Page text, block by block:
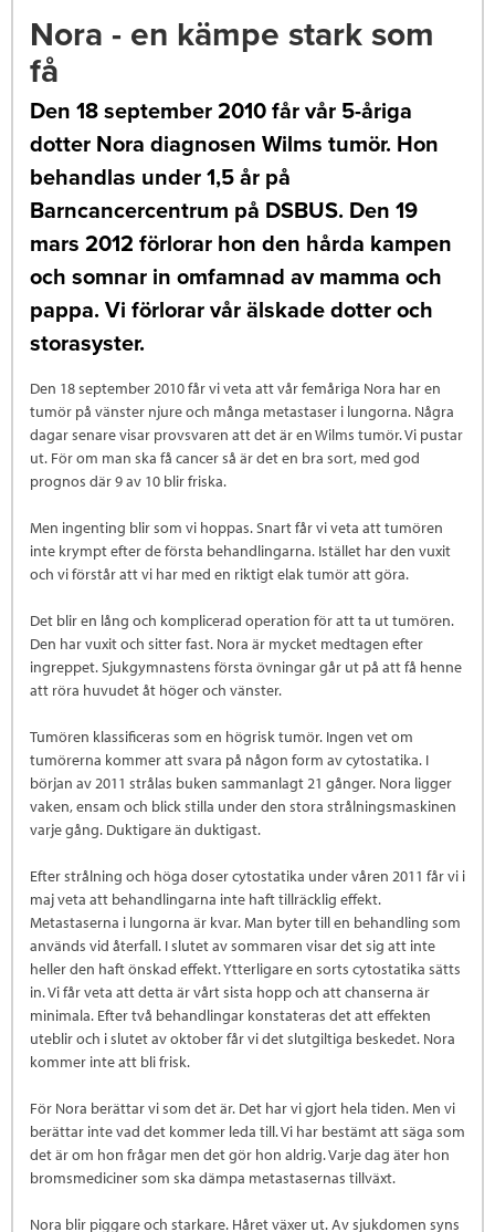
Nora - en kämpe stark som
få
Den 18 september 2010 får vår 5-åriga
dotter Nora diagnosen Wilms tumör. Hon
behandlas under 1,5 år på
Barncancercentrum på DSBUS. Den 19
mars 2012 förlorar hon den hårda kampen
och somnar in omfamnad av mamma och
pappa. Vi förlorar vår älskade dotter och
storasyster.
Den 18 september 2010 får vi veta att vår femåriga Nora har en
tumör på vänster njure och många metastaser i lungorna. Några
dagar senare visar provsvaren att det är en Wilms tumör. Vi pustar
ut. För om man ska få cancer så är det en bra sort, med god
prognos där 9 av 10 blir friska.
Men ingenting blir som vi hoppas. Snart får vi veta att tumören
inte krympt efter de första behandlingarna. Istället har den vuxit
och vi förstår att vi har med en riktigt elak tumör att göra.
Det blir en lång och komplicerad operation för att ta ut tumören.
Den har vuxit och sitter fast. Nora är mycket medtagen efter
ingreppet. Sjukgymnastens första övningar går ut på att få henne
att röra huvudet åt höger och vänster.
Tumören klassificeras som en högrisk tumör. Ingen vet om
tumörerna kommer att svara på någon form av cytostatika. I
början av 2011 strålas buken sammanlagt 21 gånger. Nora ligger
vaken, ensam och blick stilla under den stora strålningsmaskinen
varje gång. Duktigare än duktigast.
Efter strålning och höga doser cytostatika under våren 2011 får vi i
maj veta att behandlingarna inte haft tillräcklig effekt.
Metastaserna i lungorna är kvar. Man byter till en behandling som
används vid återfall. I slutet av sommaren visar det sig att inte
heller den haft önskad effekt. Ytterligare en sorts cytostatika sätts
in. Vi får veta att detta är vårt sista hopp och att chanserna är
minimala. Efter två behandlingar konstateras det att effekten
uteblir och i slutet av oktober får vi det slutgiltiga beskedet. Nora
kommer inte att bli frisk.
För Nora berättar vi som det är. Det har vi gjort hela tiden. Men vi
berättar inte vad det kommer leda till. Vi har bestämt att säga som
det är om hon frågar men det gör hon aldrig. Varje dag äter hon
bromsmediciner som ska dämpa metastasernas tillväxt.
Nora blir piggare och starkare. Håret växer ut. Av sjukdomen syns